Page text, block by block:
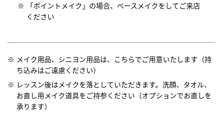
「ポイントメイク」の場合、ベースメイクをしてご来店
ください
メイク用品、シニヨン用品は、こちらでご用意いたします（持
ち込みはご遠慮ください）
レッスン後はメイクを落としていただきます。洗顔、タオル、
お直し用メイク道具をご持参ください（オプションでお直しを
承ります）